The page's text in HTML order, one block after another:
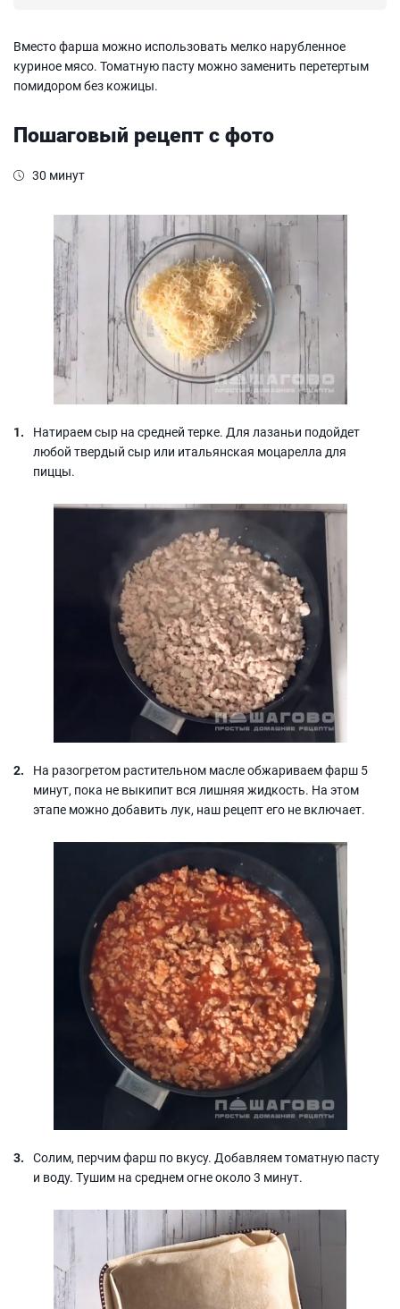
Вместо фарша можно использовать мелко нарубленное
куриное мясо. Томатную пасту можно заменить перетертым
помидором без кожицы.
Пошаговый рецепт с фото
30 минут
Натираем сыр на средней терке. Для лазаньи подойдет
любой твердый сыр или итальянская моцарелла для
пиццы.
На разогретом растительном масле обжариваем фарш 5
минут, пока не выкипит вся лишняя жидкость. На этом
этапе можно добавить лук, наш рецепт его не включает.
Солим, перчим фарш по вкусу. Добавляем томатную пасту
и воду. Тушим на среднем огне около 3 минут.